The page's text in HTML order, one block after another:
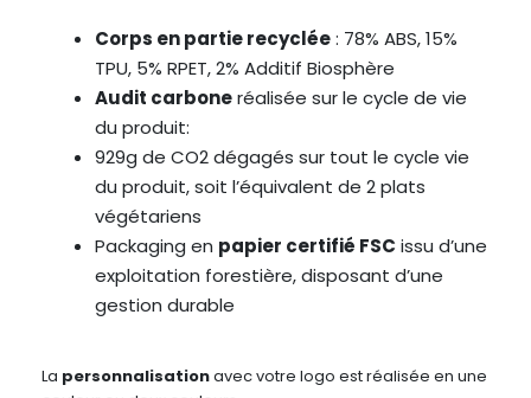
Corps en partie recyclée: 78% ABS, 15%
TPU, 5% RPET, 2% Additif Biosphère
Audit carboneréalisée sur le cycle de vie
du produit:
929g de CO2 dégagés sur tout le cycle vie
du produit, soit l’équivalent de 2 plats
végétariens
Packaging en papier certifié FSC issu d’une
exploitation forestière, disposant d’une
gestion durable
La personnalisationavec votre logo est réalisée en une